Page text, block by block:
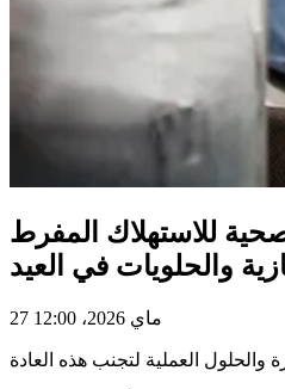
للاستهلاك المفرط
والحلويات في العيد
27 ماي 2026، 12:00